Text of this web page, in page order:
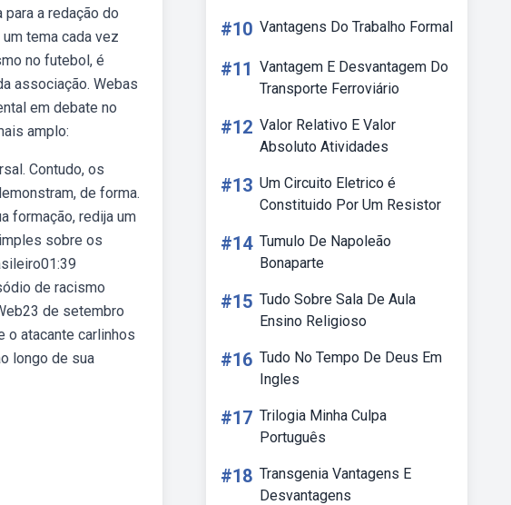
a redação do
tema cada vez
no futebol, é
associação. Webas
em debate no
amplo:
Contudo, os
de forma.
formação, redija um
sobre os
de racismo
de setembro
o atacante carlinhos
longo de sua
#10 Vantagens Do Trabalho Formal
#11 Vantagem E Desvantagem Do
Transporte Ferroviário
#12 Valor Relativo E Valor
Absoluto Atividades
#13 Um Circuito Eletrico é
Constituido Por Um Resistor
#14 Tumulo De Napoleão
Bonaparte
#15 Tudo Sobre Sala De Aula
Ensino Religioso
#16 Tudo No Tempo De Deus Em
Ingles
#17 Trilogia Minha Culpa
Português
#18 Transgenia Vantagens E
Desvantagens